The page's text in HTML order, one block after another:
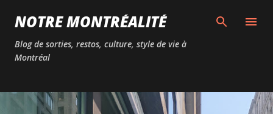
Passer au contenu principal
NOTRE MONTRÉALITÉ
Blog de sorties, restos, culture, style de vie à
Montréal